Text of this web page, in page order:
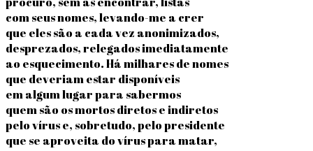
com seus nomes, levando-me a crer
que eles são a cada vez anonimizados,
desprezados, relegados imediatamente
ao esquecimento. Há milhares de nomes
que deveriam estar disponíveis
em algum lugar para sabermos
quem são os mortos diretos e indiretos
pelo vírus e, sobretudo, pelo presidente
que se aproveita do vírus para matar,